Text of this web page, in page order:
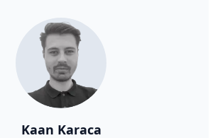
Kaan Karaca